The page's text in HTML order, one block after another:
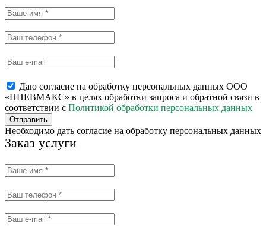
Даю согласие на обработку персональных данных ООО
«ПНЕВМАКС» в целях обработки запроса и обратной связи в
соответствии с Политикой обработки персональных данных
Отправить
Необходимо дать согласие на обработку персональных данных
Заказ услуги